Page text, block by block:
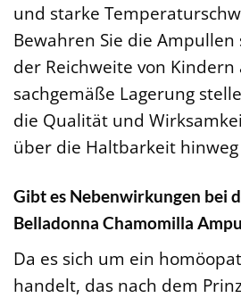
und starke
Bewahren Sie die
der Reichweite von
sachgemäße Lagerung
die Qualität und
über die Haltbarkeit
Gibt es Nebenwirkungen bei
Belladonna Chamomilla
Da es sich um ein
handelt, das nach dem